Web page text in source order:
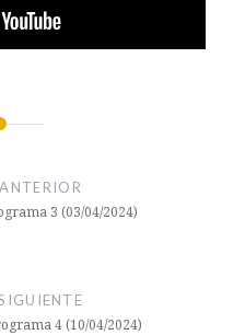
3 (03/04/2024)
4 (10/04/2024)